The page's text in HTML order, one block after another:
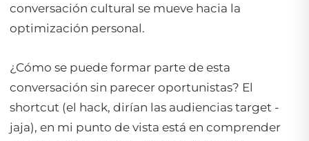
conversación cultural se mueve hacia la
optimización personal.
¿Cómo se puede formar parte de esta
conversación sin parecer oportunistas? El
shortcut (el hack, dirían las audiencias target -
jaja), en mi punto de vista está en comprender